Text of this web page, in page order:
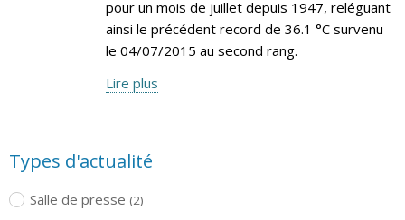
pour un mois de juillet depuis 1947, reléguant
ainsi le précédent record de 36.1 °C survenu
le 04/07/2015 au second rang.
Lire plus
Types d'actualité
Salle de presse (2)